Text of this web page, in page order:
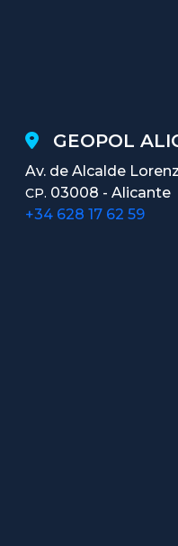
GEOPOL
Av. de Alcalde
CP. 03008 - Alicante
+34 628 17 62 59